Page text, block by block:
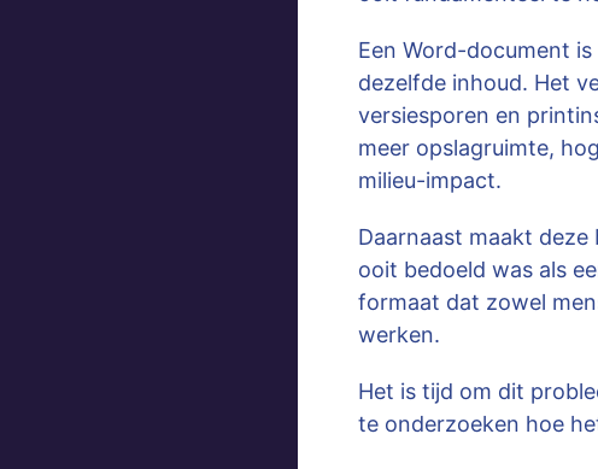
Een Word-document
dezelfde inhoud. Het
versiesporen en
meer opslagruimte,
milieu-impact.
Daarnaast maakt
ooit bedoeld was als
formaat dat zowel
werken.
Het is tijd om dit
te onderzoeken hoe